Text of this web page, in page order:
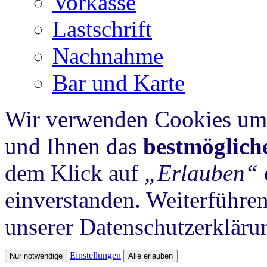
Lastschrift
Nachnahme
Bar und Karte
Wir verwenden Cookies
und Ihnen das
dem Klick auf „Erlauben“
einverstanden.
unserer
Nur notwendige Einstellungen Alle erlauben